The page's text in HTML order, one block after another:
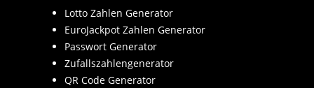
Lotto Zahlen Generator
EuroJackpot Zahlen Generator
Passwort Generator
Zufallszahlengenerator
QR Code Generator